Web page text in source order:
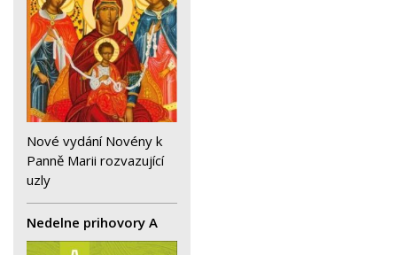
Nové vydání Novény k
Panně Marii rozvazující
uzly
Nedelne prihovory A